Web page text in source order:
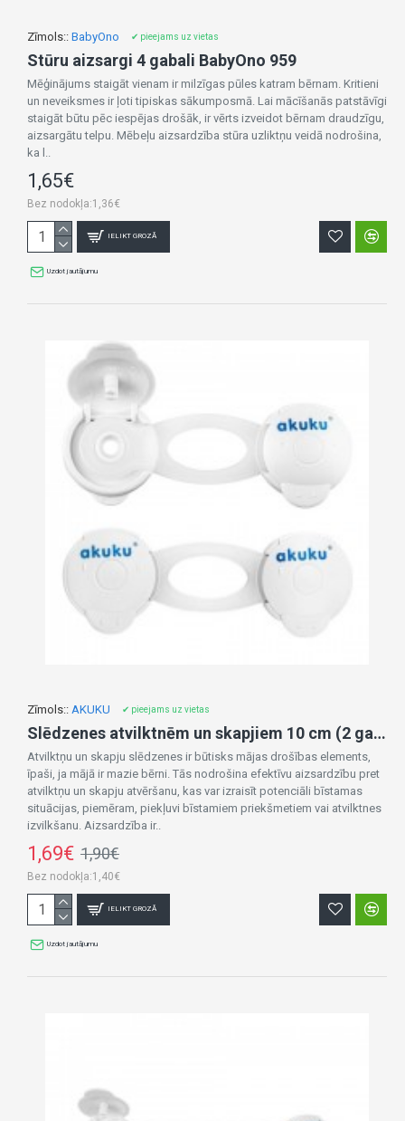
Zīmols:: BabyOno ✔ pieejams uz vietas
Stūru aizsargi 4 gabali BabyOno 959
Mēģinājums staigāt vienam ir milzīgas pūles katram bērnam. Kritieni
un neveiksmes ir ļoti tipiskas sākumposmā. Lai mācīšanās patstāvīgi
staigāt būtu pēc iespējas drošāk, ir vērts izveidot bērnam draudzīgu,
aizsargātu telpu. Mēbeļu aizsardzība stūra uzliktņu veidā nodrošina,
ka l..
1,65€
Bez nodokļa:1,36€
IELIKT GROZĀ
Uzdot jautājumu
Zīmols:: AKUKU ✔ pieejams uz vietas
Slēdzenes atvilktnēm un skapjiem 10 cm (2 gab.) A0648
Atvilktņu un skapju slēdzenes ir būtisks mājas drošības elements,
īpaši, ja mājā ir mazie bērni. Tās nodrošina efektīvu aizsardzību pret
atvilktņu un skapju atvēršanu, kas var izraisīt potenciāli bīstamas
situācijas, piemēram, piekļuvi bīstamiem priekšmetiem vai atvilktnes
izvilkšanu. Aizsardzība ir..
1,69€ 1,90€
Bez nodokļa:1,40€
IELIKT GROZĀ
Uzdot jautājumu